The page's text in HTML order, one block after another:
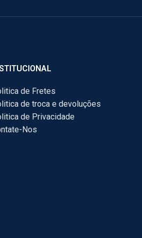
de Fretes
de troca e devoluções
de Privacidade
Nos